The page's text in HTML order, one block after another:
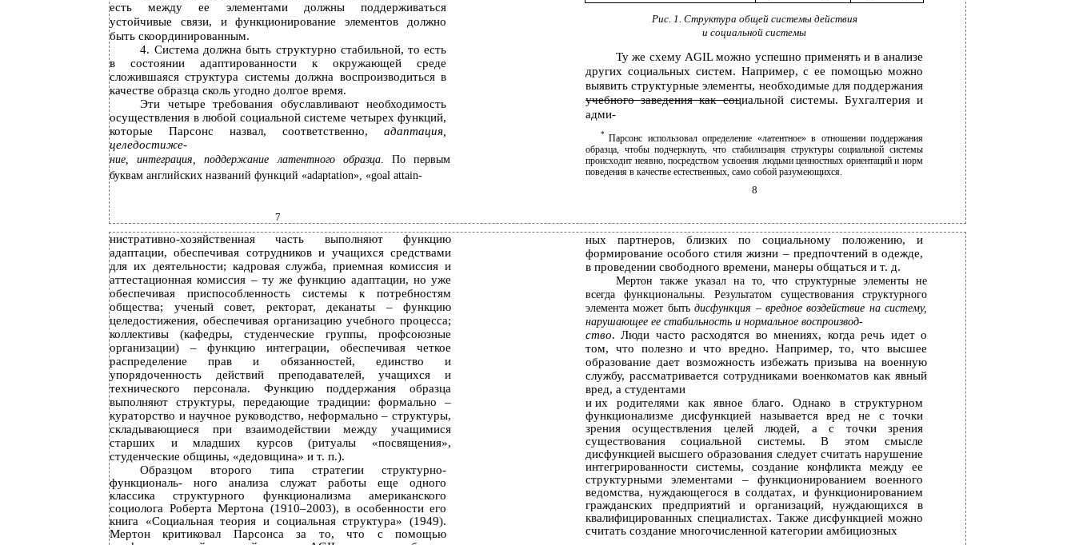
есть между ее элементами должны поддерживаться
устойчивые связи, и функционирование элементов должно
быть скоординированным.
4. Система должна быть структурно стабильной, то есть
в состоянии адаптированности к окружающей среде
сложившаяся структура системы должна воспроизводиться в
качестве образца сколь угодно долгое время.
Эти четыре требования обуславливают необходимость
осуществления в любой социальной системе четырех функций,
которые Парсонс назвал, соответственно, адаптация,
целедостиже-
ние, интеграция, поддержание латентного образца. По первым
буквам английских названий функций «adaptation», «goal attain-
7
Рис. 1. Структура общей системы действия
и социальной системы
Ту же схему AGIL можно успешно применять и в анализе
других социальных систем. Например, с ее помощью можно
выявить структурные элементы, необходимые для поддержания
учебного заведения как социальной системы. Бухгалтерия и
адми-
*Парсонс использовал определение «латентное» в отношении поддержания
образца, чтобы подчеркнуть, что стабилизация структуры социальной системы
происходит неявно, посредством усвоения людьми ценностных ориентаций и норм
поведения в качестве естественных, само собой разумеющихся.
8
нистративно-хозяйственная часть выполняют функцию
адаптации, обеспечивая сотрудников и учащихся средствами
для их деятельности; кадровая служба, приемная комиссия и
аттестационная комиссия – ту же функцию адаптации, но уже
обеспечивая приспособленность системы к потребностям
общества; ученый совет, ректорат, деканаты – функцию
целедостижения, обеспечивая организацию учебного процесса;
коллективы (кафедры, студенческие группы, профсоюзные
организации) – функцию интеграции, обеспечивая четкое
распределение прав и обязанностей, единство и
упорядоченность действий преподавателей, учащихся и
технического персонала. Функцию поддержания образца
выполняют структуры, передающие традиции: формально –
кураторство и научное руководство, неформально – структуры,
складывающиеся при взаимодействии между учащимися
старших и младших курсов (ритуалы «посвящения»,
студенческие общины, «дедовщина» и т. п.).
Образцом второго типа стратегии структурно-
функциональ- ного анализа служат работы еще одного
классика структурного функционализма американского
социолога Роберта Мертона (1910–2003), в особенности его
книга «Социальная теория и социальная структура» (1949).
Мертон критиковал Парсонса за то, что с помощью
ных партнеров, близких по социальному положению, и
формирование особого стиля жизни – предпочтений в одежде,
в проведении свободного времени, манеры общаться и т. д.
Мертон также указал на то, что структурные элементы не
всегда функциональны. Результатом существования структурного
элемента может бытьдисфункция – вредное воздействие на систему,
нарушающее ее стабильность и нормальное воспроизвод-
ство. Люди часто расходятся во мнениях, когда речь идет о
том, что полезно и что вредно. Например, то, что высшее
образование дает возможность избежать призыва на военную
службу, рассматривается сотрудниками военкоматов как явный
вред, а студентами
и их родителями как явное благо. Однако в структурном
функционализме дисфункцией называется вред не с точки
зрения осуществления целей людей, а с точки зрения
существования социальной системы. В этом смысле
дисфункцией высшего образования следует считать нарушение
интегрированности системы, создание конфликта между ее
структурными элементами – функционированием военного
ведомства, нуждающегося в солдатах, и функционированием
гражданских предприятий и организаций, нуждающихся в
квалифицированных специалистах. Также дисфункцией можно
считать создание многочисленной категории амбициозных